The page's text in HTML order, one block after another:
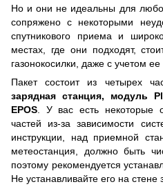
Но и они не идеальны для
сопряжено с некоторыми
спутникового приема и
местах, где они подходят,
газонокосилки, даже с учетом
Пакет состоит из четырех
зарядная станция, модуль
EPOS . У вас есть некоторые
частей из-за зависимости
инструкции, над приемной
метеостанция, должно быть
поэтому рекомендуется
Не устанавливайте его на стене